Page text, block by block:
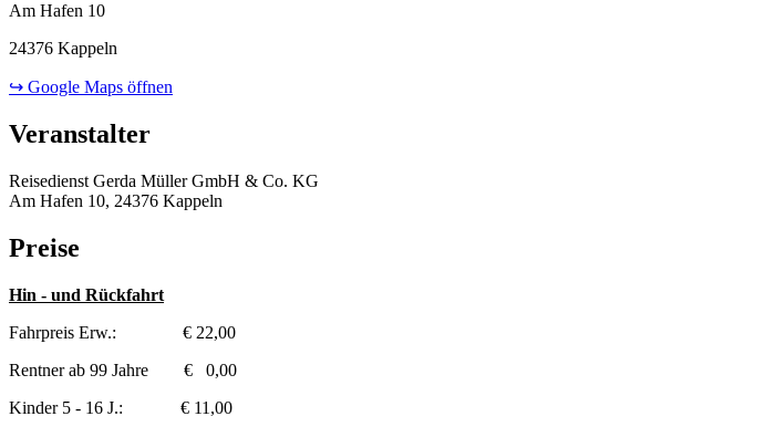
Am Hafen 10
24376 Kappeln
↪ Google Maps öffnen
Veranstalter
Reisedienst Gerda Müller GmbH & Co. KG
Am Hafen 10, 24376 Kappeln
Preise
Hin - und Rückfahrt
Fahrpreis Erw.: € 22,00
Rentner ab 99 Jahre € 0,00
Kinder 5 - 16 J.: € 11,00